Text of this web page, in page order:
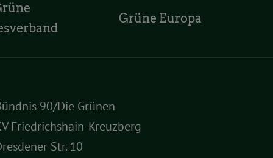
Grüne Europa
90/Die Grünen
Friedrichshain-Kreuzberg
Str. 10